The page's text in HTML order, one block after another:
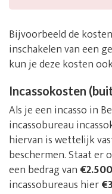
Bijvoorbeeld de
inschakelen van een
kun je deze kosten
Incassokosten
Als je een incasso in
incassobureau
hiervan is wettelijk
beschermen. Staat
een bedrag van
incassobureaus hier